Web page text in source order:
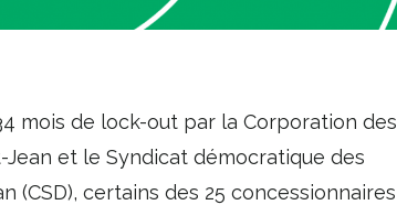
mois de lock-out par la Corporation des
et le Syndicat démocratique des
(CSD), certains des 25 concessionnaires